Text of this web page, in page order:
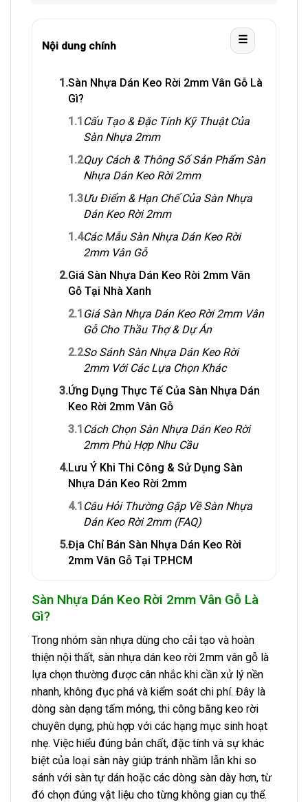
Nội dung chính ☰
1.Sàn Nhựa Dán Keo Rời 2mm Vân Gỗ Là
Gì?
1.1 Cấu Tạo & Đặc Tính Kỹ Thuật Của
Sàn Nhựa 2mm
1.2Quy Cách & Thông Số Sản Phẩm Sàn
Nhựa Dán Keo Rời 2mm
1.3Ưu Điểm & Hạn Chế Của Sàn Nhựa
Dán Keo Rời 2mm
1.4Các Mẫu Sàn Nhựa Dán Keo Rời
2mm Vân Gỗ
2.Giá Sàn Nhựa Dán Keo Rời 2mm Vân
Gỗ Tại Nhà Xanh
2.1 Giá Sàn Nhựa Dán Keo Rời 2mm Vân
Gỗ Cho Thầu Thợ & Dự Án
2.2So Sánh Sàn Nhựa Dán Keo Rời
2mm Với Các Lựa Chọn Khác
3.Ứng Dụng Thực Tế Của Sàn Nhựa Dán
Keo Rời 2mm Vân Gỗ
3.1 Cách Chọn Sàn Nhựa Dán Keo Rời
2mm Phù Hợp Nhu Cầu
4.Lưu Ý Khi Thi Công & Sử Dụng Sàn
Nhựa Dán Keo Rời 2mm
4.1 Câu Hỏi Thường Gặp Về Sàn Nhựa
Dán Keo Rời 2mm (FAQ)
5.Địa Chỉ Bán Sàn Nhựa Dán Keo Rời
2mm Vân Gỗ Tại TP.HCM
Sàn Nhựa Dán Keo Rời 2mm Vân Gỗ Là
Gì?
Trong nhóm sàn nhựa dùng cho cải tạo và hoàn
thiện nội thất, sàn nhựa dán keo rời 2mm vân gỗ là
lựa chọn thường được cân nhắc khi cần xử lý nền
nhanh, không đục phá và kiểm soát chi phí. Đây là
dòng sàn dạng tấm mỏng, thi công bằng keo rời
chuyên dụng, phù hợp với các hạng mục sinh hoạt
nhẹ. Việc hiểu đúng bản chất, đặc tính và sự khác
biệt của loại sàn này giúp tránh nhầm lẫn khi so
sánh với sàn tự dán hoặc các dòng sàn dày hơn, từ
đó chọn đúng vật liệu cho từng không gian cụ thể.